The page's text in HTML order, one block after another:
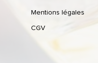
Mentions légales
CGV